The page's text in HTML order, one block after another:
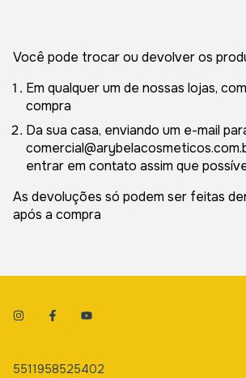
Você pode trocar ou devolver os
Em qualquer um de nossas lojas,
compra
Da sua casa, enviando um e-mail
entrar em contato assim que
As devoluções só podem ser feitas
após a compra
5511958525402